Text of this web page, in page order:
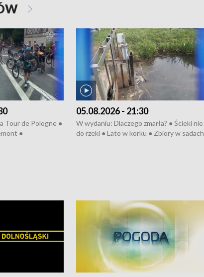
Tour de Pologne ●
●
05.08.2026 - 21:30
W wydaniu: Dlaczego zmarła? ● Ścieki nie
do rzeki ● Lato w korku ● Zbiory w sadach